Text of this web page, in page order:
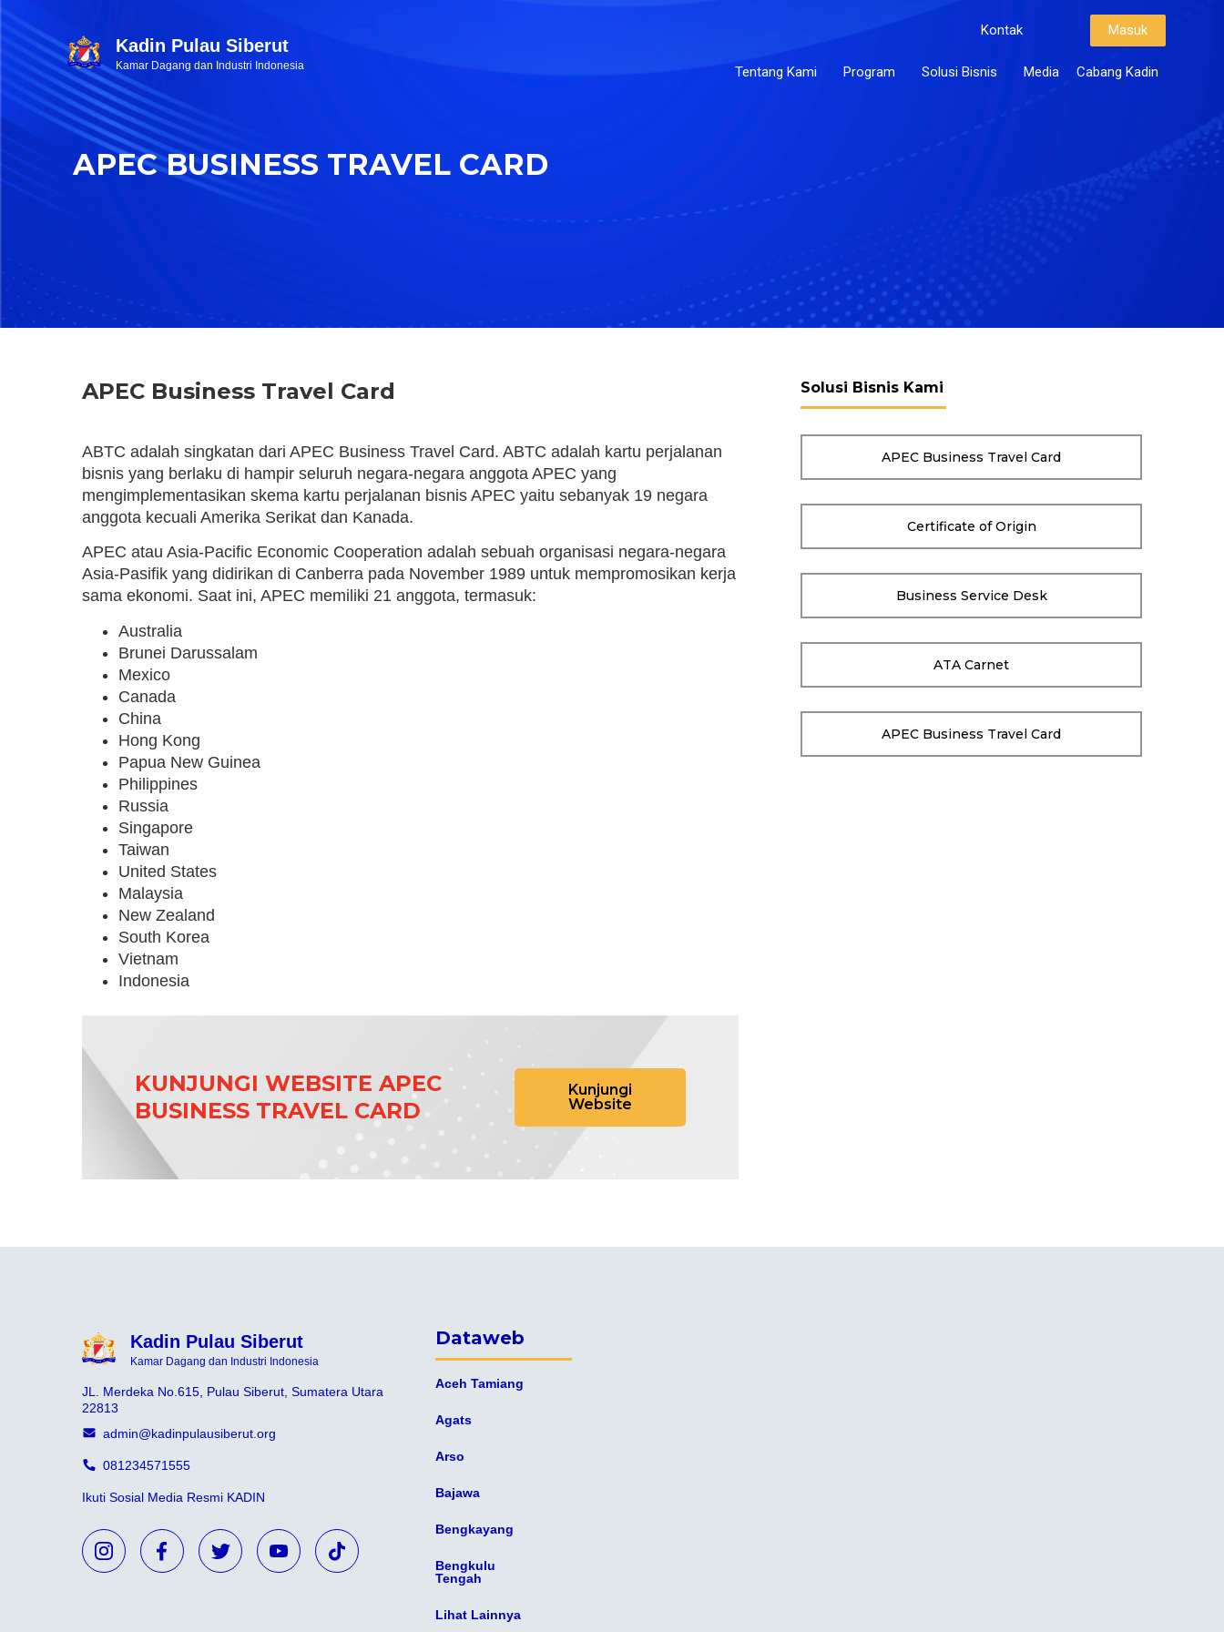
Kadin Pulau Siberut
Kamar Dagang dan Industri Indonesia
Kontak Masuk
Tentang Kami Program Solusi Bisnis Media Cabang Kadin
APEC BUSINESS TRAVEL CARD
APEC Business Travel Card
ABTC adalah singkatan dari APEC Business Travel Card. ABTC adalah kartu perjalanan
bisnis yang berlaku di hampir seluruh negara-negara anggota APEC yang
mengimplementasikan skema kartu perjalanan bisnis APEC yaitu sebanyak 19 negara
anggota kecuali Amerika Serikat dan Kanada.
APEC atau Asia-Pacific Economic Cooperation adalah sebuah organisasi negara-negara
Asia-Pasifik yang didirikan di Canberra pada November 1989 untuk mempromosikan kerja
sama ekonomi. Saat ini, APEC memiliki 21 anggota, termasuk:
Australia
Brunei Darussalam
Mexico
Canada
China
Hong Kong
Papua New Guinea
Philippines
Russia
Singapore
Taiwan
United States
Malaysia
New Zealand
South Korea
Vietnam
Indonesia
KUNJUNGI WEBSITE APEC
BUSINESS TRAVEL CARD
Kunjungi
Website
Solusi Bisnis Kami
APEC Business Travel Card
Certificate of Origin
Business Service Desk
ATA Carnet
APEC Business Travel Card
Kadin Pulau Siberut
Kamar Dagang dan Industri Indonesia
JL. Merdeka No.615, Pulau Siberut, Sumatera Utara
22813
admin@kadinpulausiberut.org
081234571555
Ikuti Sosial Media Resmi KADIN
Dataweb
Aceh Tamiang
Agats
Arso
Bajawa
Bengkayang
Bengkulu
Tengah
Lihat Lainnya